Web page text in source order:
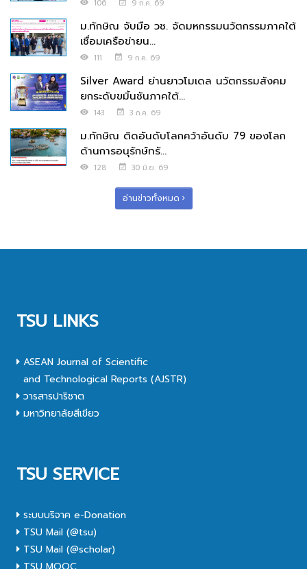
106 9 ก.ค. 69
ม.ทักษิณ จับมือ วช. จัดมหกรรมนวัตกรรมภาคใต้
เชื่อมเครือข่ายน...
111 9 ก.ค. 69
Silver Award ย่านยาวโมเดล นวัตกรรมสังคม
ยกระดับขมิ้นชันภาคใต้...
143 3 ก.ค. 69
ม.ทักษิณ ติดอันดับโลกคว้าอันดับ 79 ของโลก
ด้านการอนุรักษ์ทรั...
128 30 มิ.ย. 69
อ่านข่าวทั้งหมด
TSU LINKS
ASEAN Journal of Scientific
and Technological Reports (AJSTR)
วารสารปาริชาต
มหาวิทยาลัยสีเขียว
TSU SERVICE
ระบบบริจาค e-Donation
TSU Mail (@tsu)
TSU Mail (@scholar)